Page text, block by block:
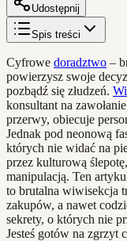
Udostępnij
Spis treści
Cyfrowe doradztwo –
powierzysz swoje
pozbądź się złudzeń.
konsultant na
przerwy, obiecuje
Jednak pod neonową
których nie widać na
przez kulturową
manipulacją. Ten
to brutalna wiwisekcja
zakupów, a nawet
sekrety, o których nie
Jesteś gotów na zgrzyt